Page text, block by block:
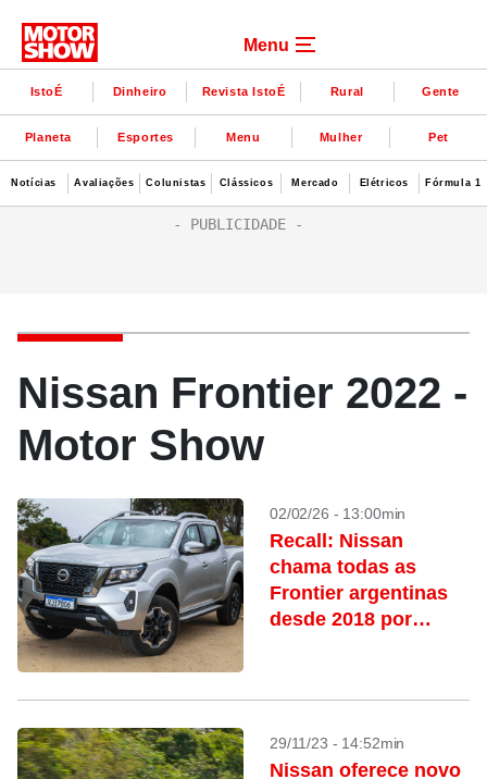
Menu
IstoÉ Dinheiro Revista IstoÉ Rural Gente
Planeta Esportes Menu Mulher Pet
Notícias Avaliações Colunistas Clássicos Mercado Elétricos Fórmula 1
Nissan Frontier 2022 -
Motor Show
02/02/26 - 13:00min
Recall: Nissan
chama todas as
Frontier argentinas
desde 2018 por
29/11/23 - 14:52min
Nissan oferece novo